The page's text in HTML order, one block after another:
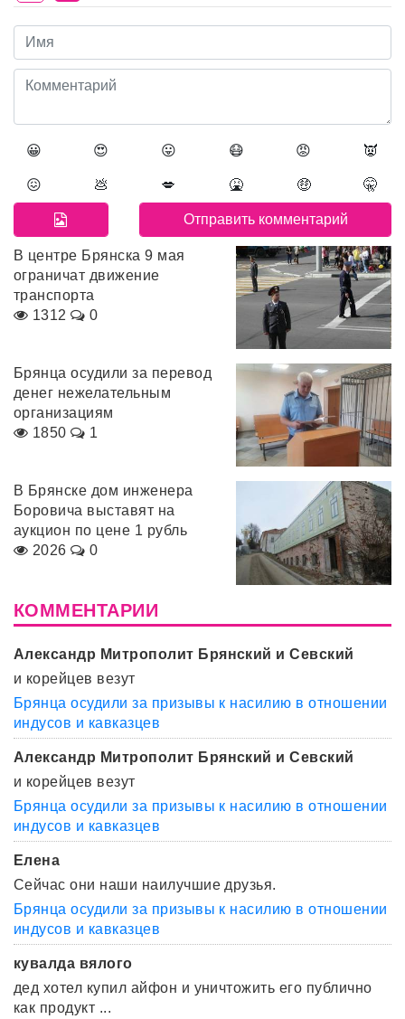
😀 😍 😛 😷 😡 👿
😖 💩 💋 🤮 🤑 🤫
В центре Брянска 9 мая
ограничат движение
транспорта
1312
0
Брянца осудили за перевод
денег нежелательным
организациям
1850
1
В Брянске дом инженера
Боровича выставят на
аукцион по цене 1 рубль
2026
0
КОММЕНТАРИИ
Александр Митрополит Брянский и Севский
и корейцев везут
Брянца осудили за призывы к насилию в отношении
индусов и кавказцев
Александр Митрополит Брянский и Севский
и корейцев везут
Брянца осудили за призывы к насилию в отношении
индусов и кавказцев
Елена
Сейчас они наши наилучшие друзья.
Брянца осудили за призывы к насилию в отношении
индусов и кавказцев
кувалда вялого
дед хотел купил айфон и уничтожить его публично
как продукт ...